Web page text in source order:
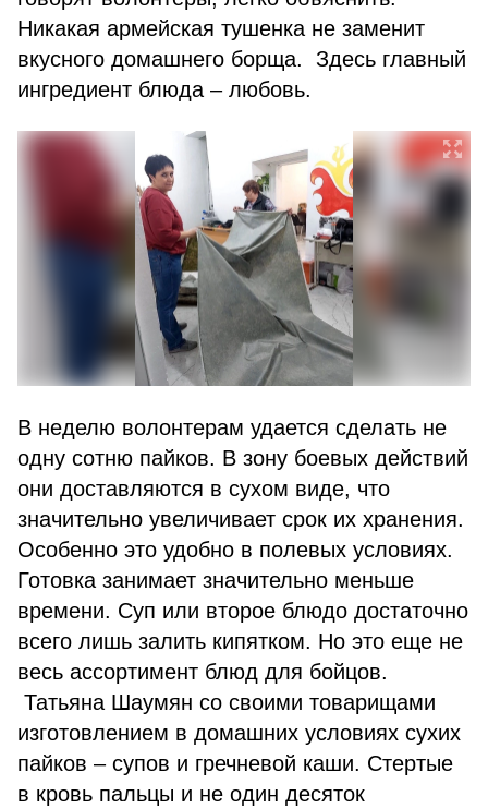
Никакая армейская тушенка не заменит
вкусного домашнего борща. Здесь главный
ингредиент блюда – любовь.
В неделю волонтерам удается сделать не
одну сотню пайков. В зону боевых действий
они доставляются в сухом виде, что
значительно увеличивает срок их хранения.
Особенно это удобно в полевых условиях.
Готовка занимает значительно меньше
времени. Суп или второе блюдо достаточно
всего лишь залить кипятком. Но это еще не
весь ассортимент блюд для бойцов.
Татьяна Шаумян со своими товарищами
изготовлением в домашних условиях сухих
пайков – супов и гречневой каши. Стертые
в кровь пальцы и не один десяток